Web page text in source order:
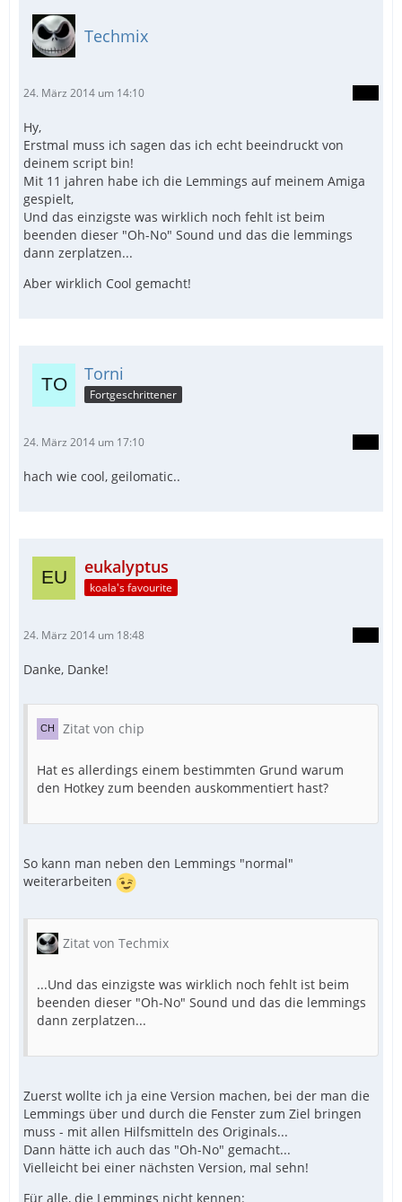
Techmix
24. März 2014 um 14:10
Hy,
Erstmal muss ich sagen das ich echt beeindruckt von
deinem script bin!
Mit 11 jahren habe ich die Lemmings auf meinem Amiga
gespielt,
Und das einzigste was wirklich noch fehlt ist beim
beenden dieser "Oh-No" Sound und das die lemmings
dann zerplatzen...
Aber wirklich Cool gemacht!
Torni
Fortgeschrittener
24. März 2014 um 17:10
hach wie cool, geilomatic..
eukalyptus
koala's favourite
24. März 2014 um 18:48
Danke, Danke!
Zitat von chip
Hat es allerdings einem bestimmten Grund warum
den Hotkey zum beenden auskommentiert hast?
So kann man neben den Lemmings "normal"
weiterarbeiten
Zitat von Techmix
...Und das einzigste was wirklich noch fehlt ist beim
beenden dieser "Oh-No" Sound und das die lemmings
dann zerplatzen...
Zuerst wollte ich ja eine Version machen, bei der man die
Lemmings über und durch die Fenster zum Ziel bringen
muss - mit allen Hilfsmitteln des Originals...
Dann hätte ich auch das "Oh-No" gemacht...
Vielleicht bei einer nächsten Version, mal sehn!
Für alle, die Lemmings nicht kennen: